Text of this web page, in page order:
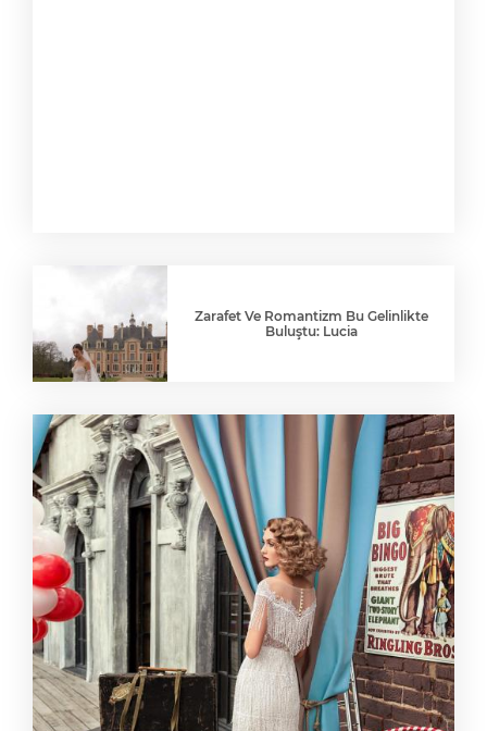
Zarafet Ve Romantizm Bu Gelinlikte
Buluştu: Lucia